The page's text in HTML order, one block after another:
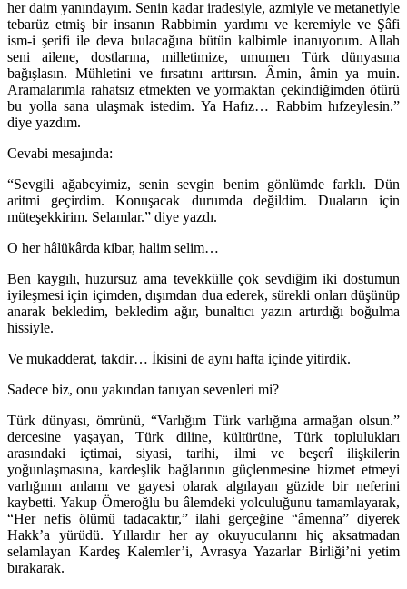
her daim yanındayım. Senin kadar iradesiyle, azmiyle ve metanetiyle
tebarüz etmiş bir insanın Rabbimin yardımı ve keremiyle ve Şâfi
ism-i şerifi ile deva bulacağına bütün kalbimle inanıyorum. Allah
seni ailene, dostlarına, milletimize, umumen Türk dünyasına
bağışlasın. Mühletini ve fırsatını arttırsın. Âmin, âmin ya muin.
Aramalarımla rahatsız etmekten ve yormaktan çekindiğimden ötürü
bu yolla sana ulaşmak istedim. Ya Hafız… Rabbim hıfzeylesin.”
diye yazdım.
Cevabi mesajında:
“Sevgili ağabeyimiz, senin sevgin benim gönlümde farklı. Dün
aritmi geçirdim. Konuşacak durumda değildim. Duaların için
müteşekkirim. Selamlar.” diye yazdı.
O her hâlükârda kibar, halim selim…
Ben kaygılı, huzursuz ama tevekkülle çok sevdiğim iki dostumun
iyileşmesi için içimden, dışımdan dua ederek, sürekli onları düşünüp
anarak bekledim, bekledim ağır, bunaltıcı yazın artırdığı boğulma
hissiyle.
Ve mukadderat, takdir… İkisini de aynı hafta içinde yitirdik.
Sadece biz, onu yakından tanıyan sevenleri mi?
Türk dünyası, ömrünü, “Varlığım Türk varlığına armağan olsun.”
dercesine yaşayan, Türk diline, kültürüne, Türk toplulukları
arasındaki içtimai, siyasi, tarihi, ilmi ve beşerî ilişkilerin
yoğunlaşmasına, kardeşlik bağlarının güçlenmesine hizmet etmeyi
varlığının anlamı ve gayesi olarak algılayan güzide bir neferini
kaybetti. Yakup Ömeroğlu bu âlemdeki yolculuğunu tamamlayarak,
“Her nefis ölümü tadacaktır,” ilahi gerçeğine “âmenna” diyerek
Hakk’a yürüdü. Yıllardır her ay okuyucularını hiç aksatmadan
selamlayan Kardeş Kalemler’i, Avrasya Yazarlar Birliği’ni yetim
bırakarak.